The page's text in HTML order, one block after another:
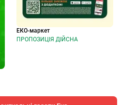
ЕКО-маркет
ПРОПОЗИЦІЯ ДІЙСНА